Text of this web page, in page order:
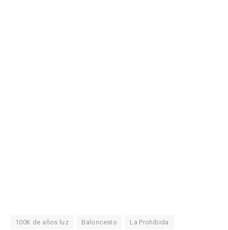
100K de años luz Baloncesto La Prohibida